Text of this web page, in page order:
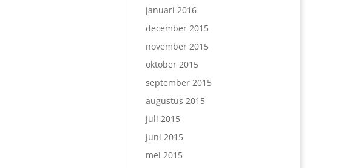
januari 2016
december 2015
november 2015
oktober 2015
september 2015
augustus 2015
juli 2015
juni 2015
mei 2015